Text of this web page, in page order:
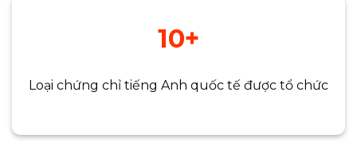
10+
Loại chứng chỉ tiếng Anh quốc tế được tổ chức